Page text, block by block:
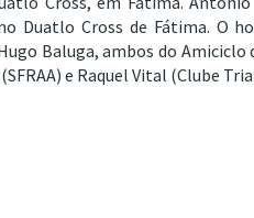
Duatlo Cross de Fátima. O
Baluga, ambos do Amiciclo
e Raquel Vital (Clube